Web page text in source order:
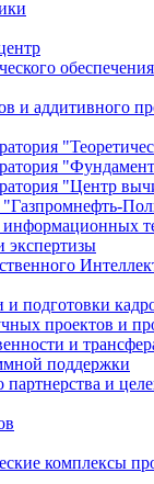
обеспечения
и аддитивного
"Центр
экспертизы
и подготовки
проектов и
и
поддержки
и
комплексы